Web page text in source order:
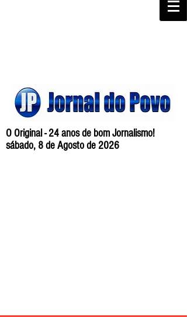
O Original - 24 anos de bom Jornalismo!
sábado, 8 de Agosto de 2026